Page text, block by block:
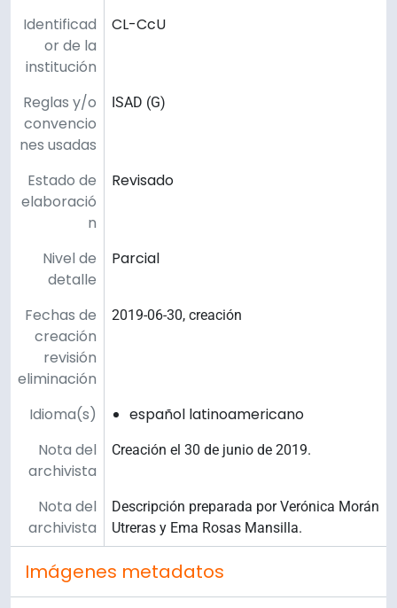
Identificad
or de la
institución
CL-CcU
Reglas y/o
convencio
nes usadas
ISAD (G)
Estado de
elaboració
n
Revisado
Nivel de
detalle
Parcial
Fechas de
creación
revisión
eliminación
2019-06-30, creación
Idioma(s)
español latinoamericano
Nota del
archivista
Creación el 30 de junio de 2019.
Nota del
archivista
Descripción preparada por Verónica Morán
Utreras y Ema Rosas Mansilla.
Imágenes metadatos